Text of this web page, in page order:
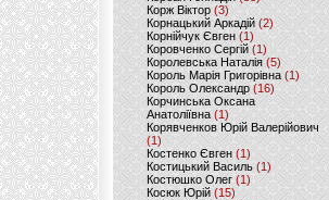
Корж Віктор (3)
Корнацький Аркадій (2)
Корнійчук Євген (1)
Коровченко Сергій (1)
Королевська Наталія(5)
Король Марія Григорівна (1)
Король Олександр (16)
Корчинська Оксана
Анатоліївна (1)
Корявченков Юрій Валерійович
(1)
Костенко Євген (1)
Костицький Василь (1)
Костюшко Олег (1)
Косюк Юрій (15)